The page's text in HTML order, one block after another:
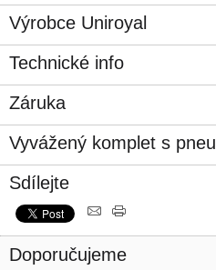
Výrobce Uniroyal
Technické info
Záruka
Vyvážený komplet s pneu
Sdílejte
Doporučujeme